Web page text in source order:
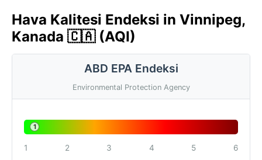
Hava Kalitesi Endeksi in Vinnipeg,
Kanada 🇨🇦 (AQI)
ABD EPA Endeksi
Environmental Protection Agency
1
1 2 3 4 5 6